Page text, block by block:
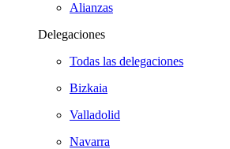
Alianzas
Delegaciones
Todas las delegaciones
Bizkaia
Valladolid
Navarra